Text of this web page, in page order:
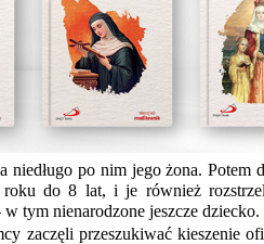
niedługo po nim jego żona. Potem
do 8 lat, i je również
tym nienarodzone jeszcze dziecko.
zaczęli przeszukiwać kieszenie